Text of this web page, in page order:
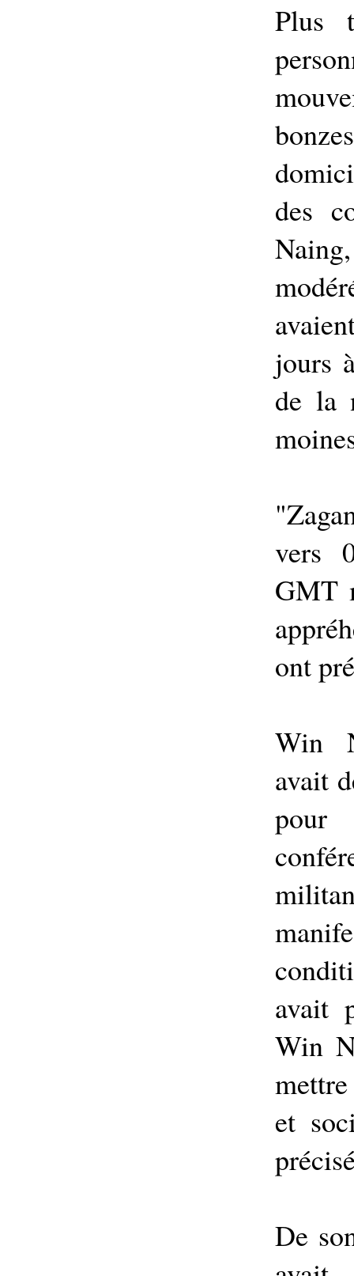
Plus
des
jours
de la
vers
GMT
ont
Win
avait
avait
Win
et
De